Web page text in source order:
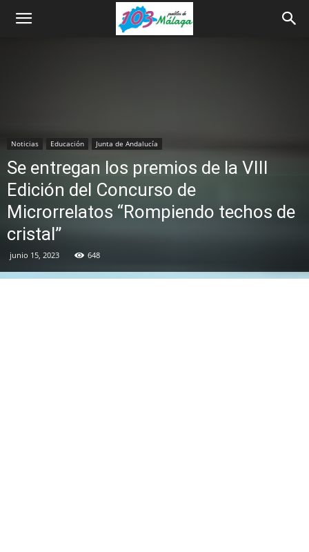
Noticias Educación Junta de Andalucía
Se entregan los premios de la VIII
Edición del Concurso de
Microrrelatos “Rompiendo techos de
cristal”
junio 15, 2023 648